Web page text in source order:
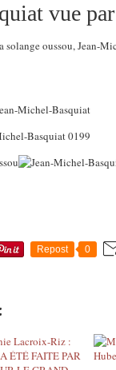
vue
oussou, Jean-
Repost 0